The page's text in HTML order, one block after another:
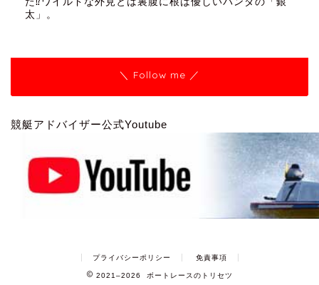
太」。
＼ Follow me ／
競艇アドバイザー公式Youtube
プライバシーポリシー 免責事項
2021–2026 ボートレースのトリセツ